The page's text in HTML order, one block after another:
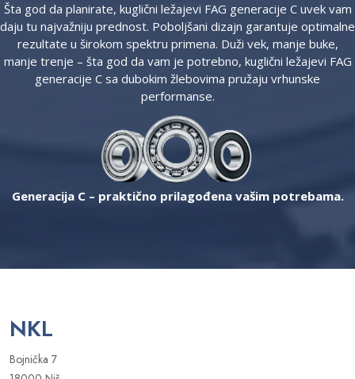
Šta god da planirate, kuglični ležajevi FAG generacije C uvek vam
daju tu najvažniju prednost. Poboljšani dizajn garantuje optimalne
rezultate u širokom spektru primena. Duži vek, manje buke,
manje trenje – šta god da vam je potrebno, kuglični ležajevi FAG
generacije C sa dubokim žlebovima pružaju vrhunske
performanse.
Generacija C – praktično prilagođena vašim potrebama.
NKL
Bojnička 7